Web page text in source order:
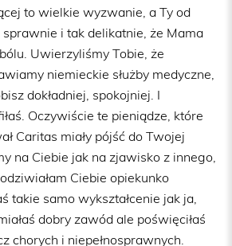
to wielkie wyzwanie, a Ty od
sprawnie i tak delikatnie, że Mama
Uwierzyliśmy Tobie, że
niemieckie służby medyczne,
dokładniej, spokojniej. I
Oczywiście te pieniądze, które
Caritas miały pójść do Twojej
na Ciebie jak na zjawisko z innego,
Ciebie opiekunko
takie samo wykształcenie jak ja,
dobry zawód ale poświęciłaś
chorych i niepełnosprawnych.